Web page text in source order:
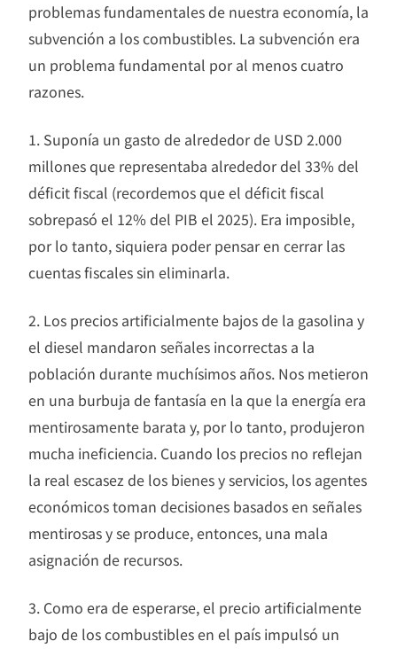
problemas fundamentales de nuestra economía, la
subvención a los combustibles. La subvención era
un problema fundamental por al menos cuatro
razones.
1. Suponía un gasto de alrededor de USD 2.000
millones que representaba alrededor del 33% del
déficit fiscal (recordemos que el déficit fiscal
sobrepasó el 12% del PIB el 2025). Era imposible,
por lo tanto, siquiera poder pensar en cerrar las
cuentas fiscales sin eliminarla.
2. Los precios artificialmente bajos de la gasolina y
el diesel mandaron señales incorrectas a la
población durante muchísimos años. Nos metieron
en una burbuja de fantasía en la que la energía era
mentirosamente barata y, por lo tanto, produjeron
mucha ineficiencia. Cuando los precios no reflejan
la real escasez de los bienes y servicios, los agentes
económicos toman decisiones basados en señales
mentirosas y se produce, entonces, una mala
asignación de recursos.
3. Como era de esperarse, el precio artificialmente
bajo de los combustibles en el país impulsó un